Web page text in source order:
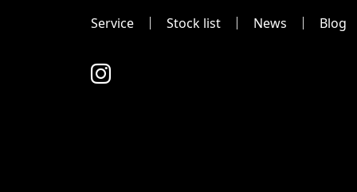
Service Stock list News Blog